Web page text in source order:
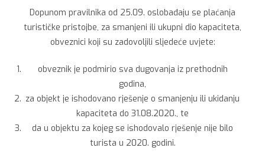
Dopunom pravilnika od 25.09. oslobađaju se plaćanja
turističke pristojbe, za smanjeni ili ukupni dio kapaciteta,
obveznici koji su zadovoljili sljedeće uvjete:
obveznik je podmirio sva dugovanja iz prethodnih
godina,
za objekt je ishodovano rješenje o smanjenju ili ukidanju
kapaciteta do 31.08.2020., te
da u objektu za kojeg se ishodovalo rješenje nije bilo
turista u 2020. godini.